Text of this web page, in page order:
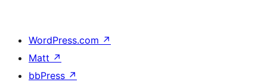
WordPress.com ↗
Matt ↗
bbPress ↗